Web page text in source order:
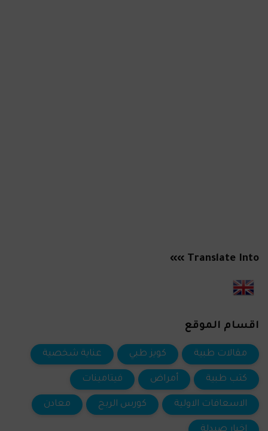
Translate Into »»
اقسام الموقع
مقالات طبية كويز طبي عناية شخصية
كتب طبية أمراض فيتامينات
الاسعافات الاولية كورس الربح معادن